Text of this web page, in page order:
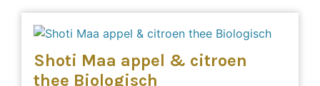
Shoti Maa appel & citroen
thee Biologisch